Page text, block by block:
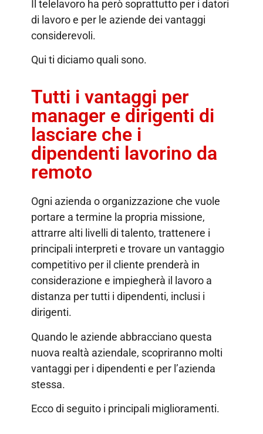
Il telelavoro ha però soprattutto per i datori
di lavoro e per le aziende dei vantaggi
considerevoli.
Qui ti diciamo quali sono.
Tutti i vantaggi per
manager e dirigenti di
lasciare che i
dipendenti lavorino da
remoto
Ogni azienda o organizzazione che vuole
portare a termine la propria missione,
attrarre alti livelli di talento, trattenere i
principali interpreti e trovare un vantaggio
competitivo per il cliente prenderà in
considerazione e impiegherà il lavoro a
distanza per tutti i dipendenti, inclusi i
dirigenti.
Quando le aziende abbracciano questa
nuova realtà aziendale, scopriranno molti
vantaggi per i dipendenti e per l’azienda
stessa.
Ecco di seguito i principali miglioramenti.